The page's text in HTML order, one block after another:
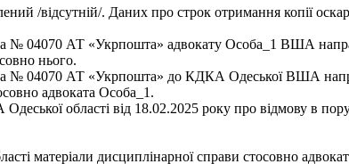
/відсутній/. Даних про строк отримання копії
№ 04070 АТ «Укрпошта» адвокату Особа_1 ВША
нього.
№ 04070 АТ «Укрпошта» до КДКА Одеської ВША
адвоката Особа_1.
області від 18.02.2025 року про відмову в
дисциплінарної справи стосовно